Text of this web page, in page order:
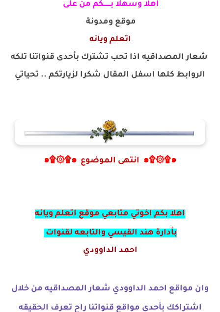
اهلا وسهلا بـــــــكم من على
موقع ومدونة
اتعلم ويانه
شعار المصداقيه اذا تحب تشترك بأحدى قنواتنا تلكه
الروابط كلها اسفل المقال شكرا لزيارتكم .. تحياتي
๑۩۞۩๑ انتهى الموضوع ๑۩۞۩๑
اهلا بكم اخوتي متابعي موقع اتعلم ويانه
بأدارة هند القيسي والتابعه لقنوات
احمد الداوودي
وان مواقع احمد الداوودي شعار المصداقيه من خلال
اشتراكك بأحدى مواقع قنواتنا راح تعرف الحقيقه